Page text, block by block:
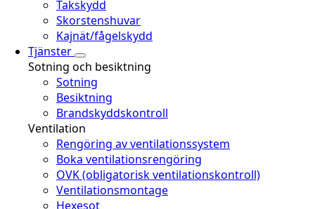
Takskydd
Skorstenshuvar
Kajnät/fågelskydd
Tjänster
Sotning och besiktning
Sotning
Besiktning
Brandskyddskontroll
Ventilation
Rengöring av ventilationssystem
Boka ventilationsrengöring
OVK (obligatorisk ventilationskontroll)
Ventilationsmontage
Hexesot